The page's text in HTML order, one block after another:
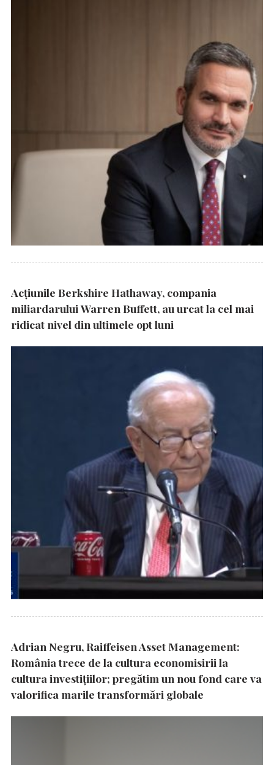
Acțiunile Berkshire Hathaway, compania
miliardarului Warren Buffett, au urcat la cel mai
ridicat nivel din ultimele opt luni
Adrian Negru, Raiffeisen Asset Management:
România trece de la cultura economisirii la
cultura investițiilor; pregătim un nou fond care va
valorifica marile transformări globale